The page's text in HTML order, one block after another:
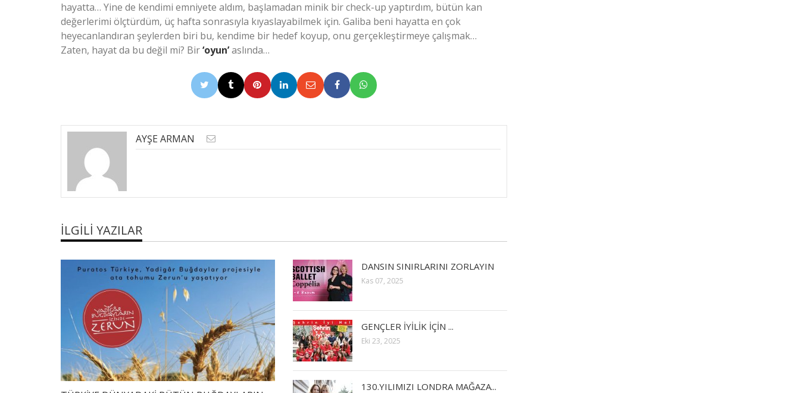
hayatta… Yine de kendimi emniyete aldım, başlamadan minik bir check-up yaptırdım, bütün kan
değerlerimi ölçtürdüm, üç hafta sonrasıyla kıyaslayabilmek için. Galiba beni hayatta en çok
heyecanlandıran şeylerden biri bu, kendime bir hedef koyup, onu gerçekleştirmeye çalışmak…
Zaten, hayat da bu değil mi? Bir‘oyun’aslında…
AYŞE ARMAN
İLGILI YAZILAR
DANSIN SINIRLARINI ZORLAYIN
Kas 07, 2025
GENÇLER İYİLİK İÇİN ...
Eki 23, 2025
130.YILIMIZI LONDRA MAĞAZA...